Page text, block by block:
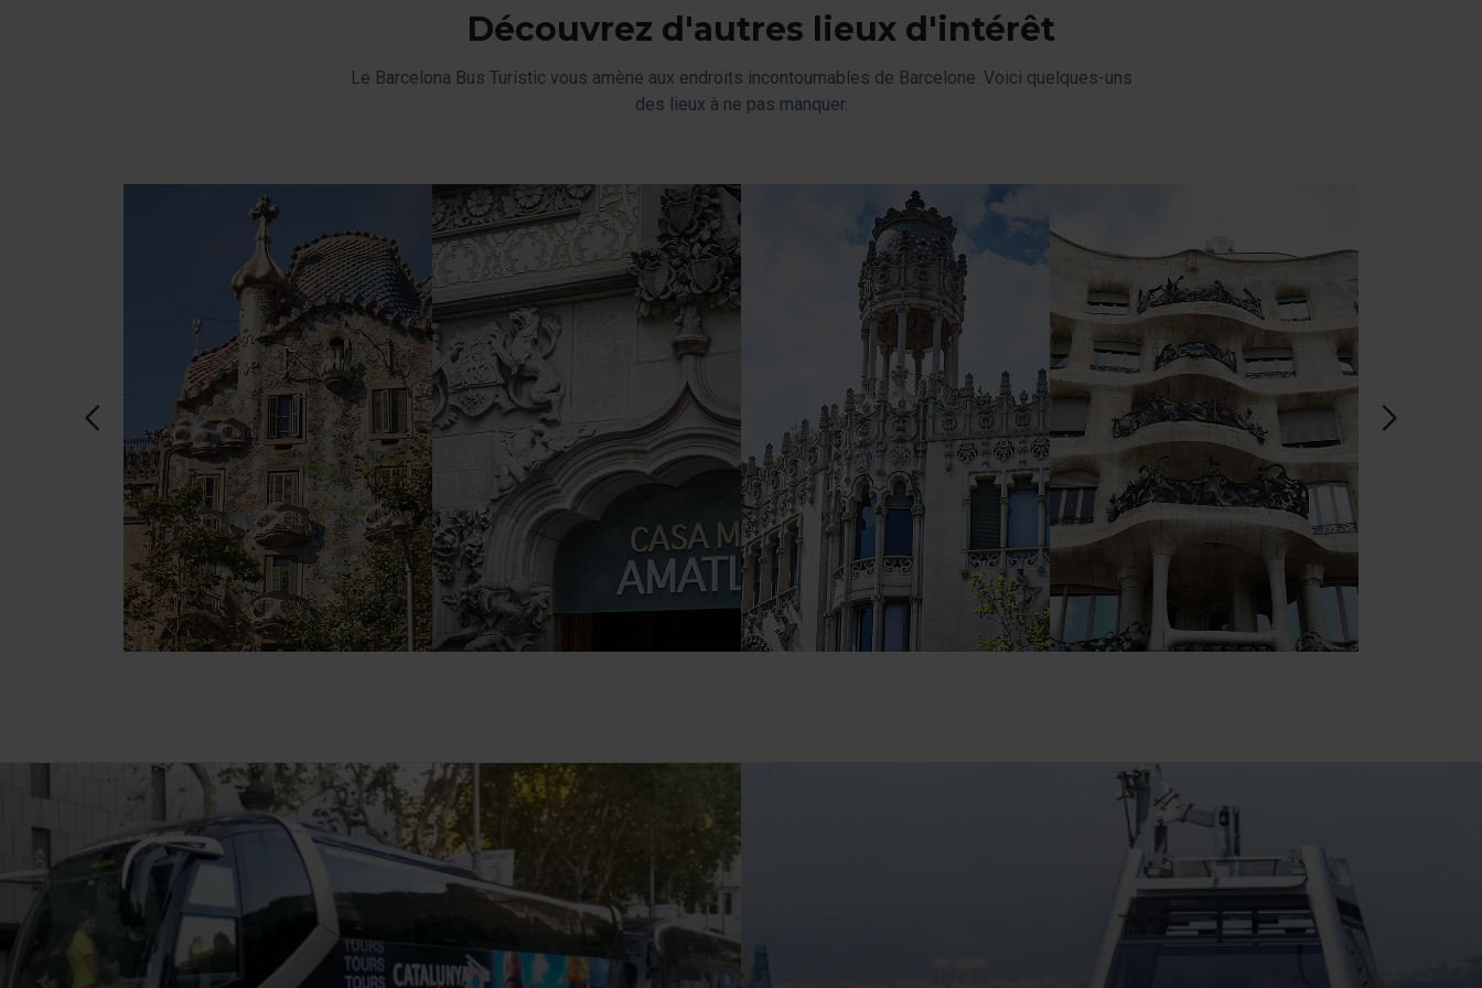
Découvrez d'autres lieux d'intérêt
Le Barcelona Bus Turístic vous amène aux endroits incontournables de Barcelone. Voici quelques-uns
des lieux à ne pas manquer.